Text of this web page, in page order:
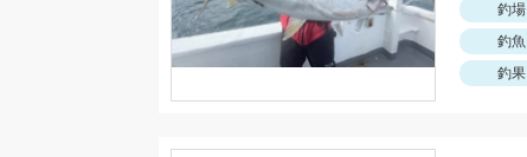
釣場
釣魚
釣果